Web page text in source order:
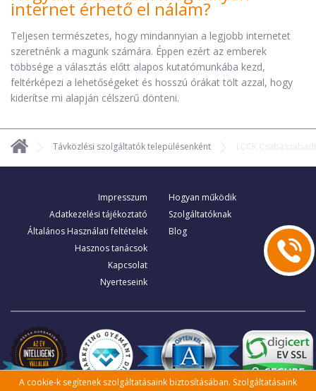
internet érhető el nálam?
Teljesen természetes, hogy mindannyian a legjobb internetet
szeretnénk a magunk számára. Éppen ezért az emberek
többsége a választás előtt alapos kutatómunkába kezd,
feltérképezi a lehetőségeket és hosszú órákat tölt azzal, hogy
kiderítse mi alapján célszerű dönteni.
Távközlési szolgáltatók településenként LCCK Csabaszabadi
Impresszum
Adatkezelési tájékoztató
Általános Használati feltételek
Hasznos tanácsok
Kapcsolat
Nyerteseink
Hogyan működik
Szolgáltatóknak
Blog
A cookie-k segítenek szolgáltatásaink biztosításában. Szolgáltatásaink